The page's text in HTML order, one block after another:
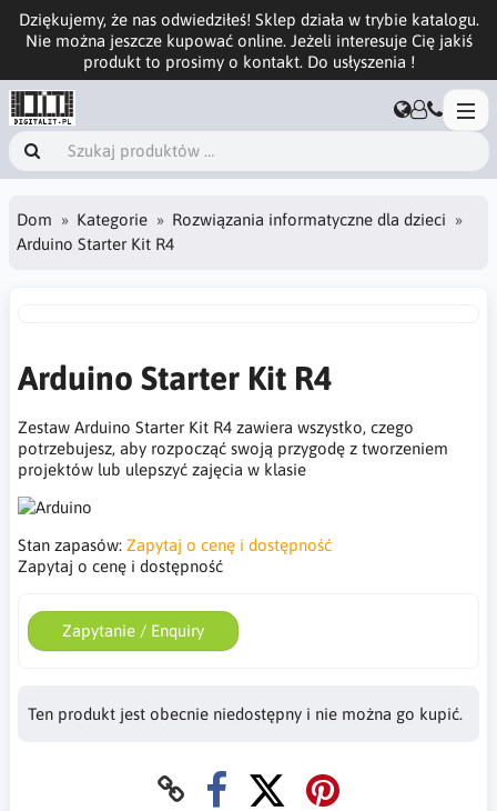
Dziękujemy, że nas odwiedziłeś! Sklep działa w trybie katalogu.
Nie można jeszcze kupować online. Jeżeli interesuje Cię jakiś
produkt to prosimy o kontakt. Do usłyszenia !
Dom Kategorie
Rozwiązania informatyczne dla dzieci
Arduino Starter Kit R4
Arduino Starter Kit R4
Zestaw Arduino Starter Kit R4 zawiera wszystko, czego
potrzebujesz, aby rozpocząć swoją przygodę z tworzeniem
projektów lub ulepszyć zajęcia w klasie
Stan zapasów: Zapytaj o cenę i dostępność
Zapytaj o cenę i dostępność
Zapytanie / Enquiry
Ten produkt jest obecnie niedostępny i nie można go kupić.